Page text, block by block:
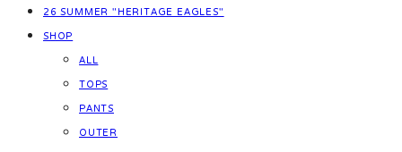
26 SUMMER "HERITAGE EAGLES"
SHOP
ALL
TOPS
PANTS
OUTER